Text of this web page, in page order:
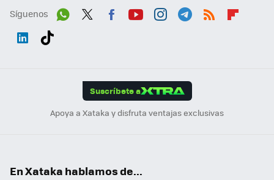
Síguenos
Suscríbete a
Apoya a Xataka y disfruta ventajas exclusivas
En Xataka hablamos de...